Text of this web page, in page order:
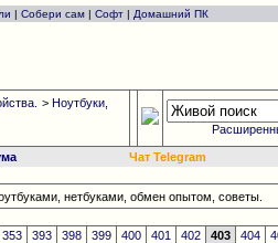
| Собери сам | Софт | Домашний ПК
>Ноутбуки,
Чат Telegram
нетбуками, обмен опытом, советы.
353 393 398 399 400 401 402 403 404